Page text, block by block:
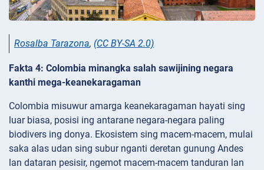
Rosalba Tarazona, (CC BY-SA 2.0)
Fakta 4: Colombia minangka salah sawijining negara
kanthi mega-keanekaragaman
Colombia misuwur amarga keanekaragaman hayati sing
luar biasa, posisi ing antarane negara-negara paling
biodivers ing donya. Ekosistem sing macem-macem, mulai
saka alas udan sing subur nganti deretan gunung Andes
lan dataran pesisir, ngemot macem-macem tanduran lan